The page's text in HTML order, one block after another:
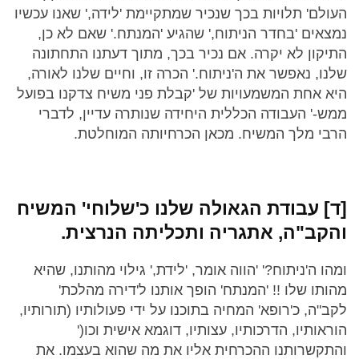
העולם' תלויות בכך שנכיר שמתקיימת 'לידה,' שאנו עכשיו
נמצאים 'בחדר הניתוח,' שהגיע 'המנתח.' שאם לא כן,
התיקון לא יקרה. אם נכיר בכך, מתוך דעתנו התחתונה
שלנו, נאפשר את ה'ניתוח.' הכרה זו, וחיים שלנו לאורה,
היא אחת המשמעויות של 'קבלת פני משיח צדקנו בפועל
ממש-' העבודה הכללית היחידה שנותרה עדיין, לדברי
הרבי מלך המשיח. מכאן הכרחיותה המוחלטת.
[ד] עבודת הגאולה שלנו כ'שלוחי' המשיח
והקב"ה, אתגריה ותכליתה הנרצית.
ומהו ה'ניתוח?' 'הווה אומר, 'לידת,' גילוי מהותנו, שהיא
מהותו שלו !! 'המנתח' הופך אותנו ל'דירה מהלכת'
לקב"ה, כ'רופא' המחיה בתוכנו על ידי פעולותיו (תורותיו,
הוראותיו, הדרכותיו, עצותיו, דוגמא אישית וכו('
והתקשרותנו ההכרחית אליו את מה שהוא בעצמו. את